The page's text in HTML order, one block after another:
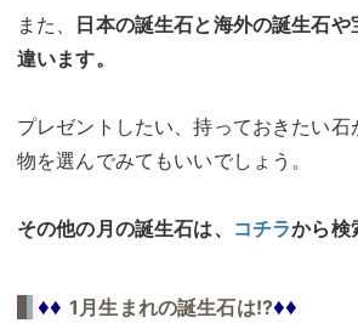
また、
日本の誕生石と海外の誕生石や
違います。
プレゼントしたい、持っておきたい石
物を選んでみてもいいでしょう。
その他の月の誕生石は、 コチラから検
♦♦ 1月生まれの誕生石は!?♦♦